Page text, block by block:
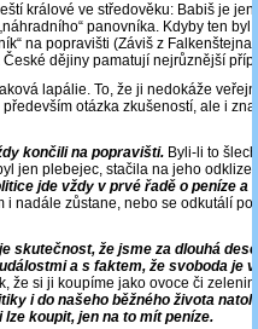
králové ve středověku: Babiš je
panovníka. Kdyby ten byl
na popravišti (Záviš z
dějiny pamatují nejrůznější
lapálie. To, že ji nedokáže
otázka zkušeností, ale i
končili na popravišti. Byli-li to
jen plebejec, stačila na jeho
jde vždy v prvé řadě o peníze a
i nadále zůstane, nebo se odkutálí
skutečnost, že jsme za dlouhá
a s faktem, že svoboda je
že si ji koupíme jako ovoce či
i do našeho běžného života
koupit, jen na to mít peníze.